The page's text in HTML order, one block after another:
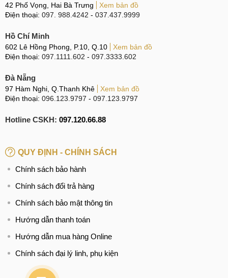
42 Phố Vọng, Hai Bà Trưng
Xem bản đồ
Điện thoại: 097. 988.4242 - 037.437.9999
Hồ Chí Minh
602 Lê Hồng Phong, P.10, Q.10
Xem bản đồ
Điện thoại: 097.1111.602 - 097.3333.602
Đà Nẵng
97 Hàm Nghi, Q.Thanh Khê
Xem bản đồ
Điện thoại: 096.123.9797 - 097.123.9797
Hotline CSKH: 097.120.66.88
QUY ĐỊNH - CHÍNH SÁCH
Chính sách bảo hành
Chính sách đổi trả hàng
Chính sách bảo mật thông tin
Hướng dẫn thanh toán
Hướng dẫn mua hàng Online
Chính sách đại lý linh, phụ kiện